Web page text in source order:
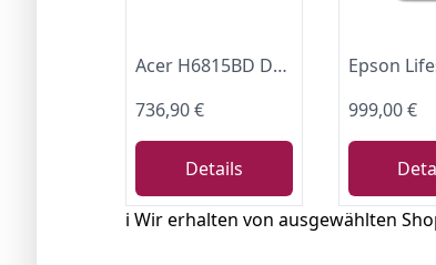
Acer H6815BD DLP Beamer (4K UHD (3.840 x 2.160 Pixel), 4.000 ANSI Lumen, 10.000:1 Kontrast, Keystone, 3 Watt Lautsprecher, HDMI (mit HDCP), Audio Anschluss) Heimkino, 4K UHD (3.820 x 2.160)
736,90 €
Details
999,00 €
ℹ️ Wir erhalten von ausgewählten